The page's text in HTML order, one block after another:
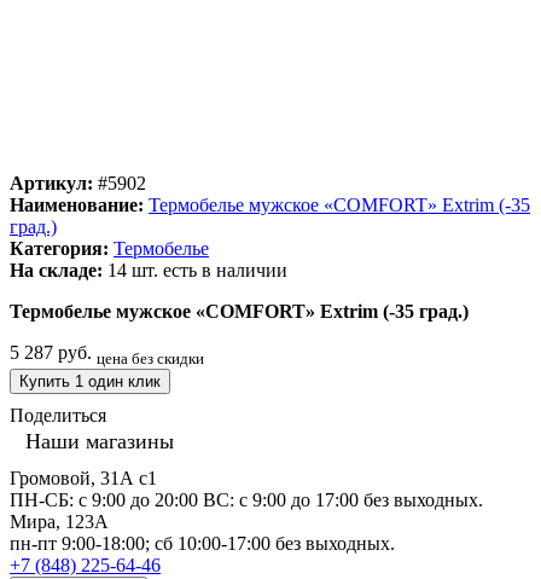
Артикул: #5902
Наименование: Термобелье мужское «COMFORT» Extrim (-35
град.)
Категория: Термобелье
На складе: 14 шт. есть в наличии
Термобелье мужское «COMFORT» Extrim (-35 град.)
5 287 руб. цена без скидки
Купить 1 один клик
Поделиться
Наши магазины
Громовой, 31А с1
ПН-СБ: с 9:00 до 20:00 ВС: с 9:00 до 17:00 без выходных.
Мира, 123А
пн-пт 9:00-18:00; сб 10:00-17:00 без выходных.
+7 (848) 225-64-46